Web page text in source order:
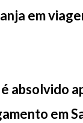
em
absolvido
em